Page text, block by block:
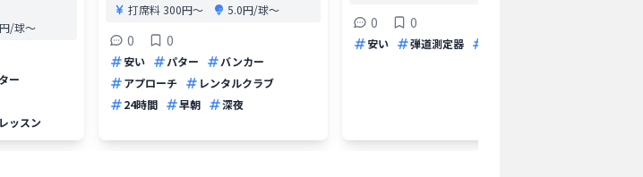
/球〜
ー
ッスン
打席料300円〜 5.0円/球〜
0 0
安い パター
バンカー
アプローチ
レンタルクラブ
24時間
早朝 深夜
0 0
安い 弾道測定器